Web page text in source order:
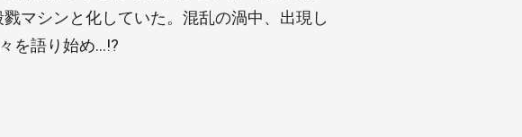
マシンと化していた。混乱の渦中、出現し
を語り始め…!?